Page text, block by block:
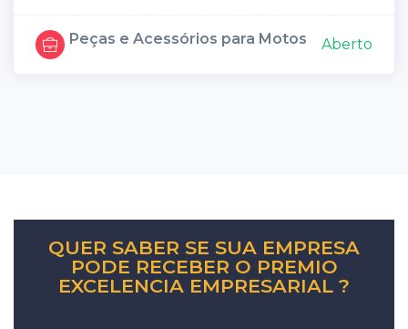
Peças e Acessórios para Motos Aberto
QUER SABER SE SUA EMPRESA
PODE RECEBER O PREMIO
EXCELENCIA EMPRESARIAL ?